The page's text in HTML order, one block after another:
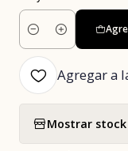
Cantidad
Agregar a
Mostrar